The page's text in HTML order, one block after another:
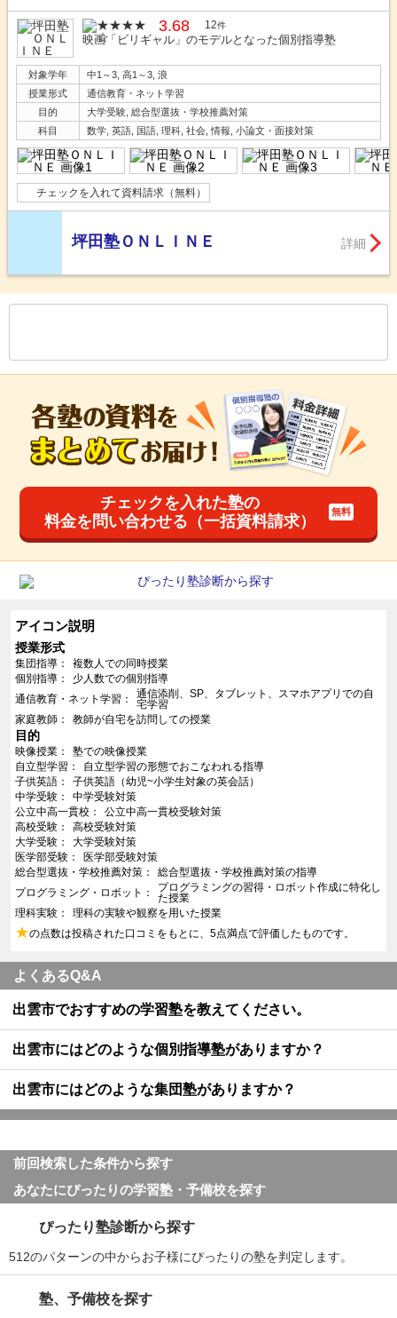
3.68 12件
映画「ビリギャル」のモデルとなった個別指導塾
対象学年
中1～3, 高1～3, 浪
授業形式
通信教育・ネット学習
目的
大学受験, 総合型選抜・学校推薦対策
科目
数学, 英語, 国語, 理科, 社会, 情報, 小論文・面接対策
チェックを入れて資料請求（無料）
坪田塾ＯＮＬＩＮＥ 詳細
チェックを入れた塾の
料金を問い合わせる（一括資料請求）
アイコン説明
授業形式
集団指導
複数人での同時授業
個別指導
少人数での個別指導
通信教育・ネット学習
通信添削、SP、タブレット、スマホアプリでの自
宅学習
家庭教師
教師が自宅を訪問しての授業
目的
映像授業
塾での映像授業
自立型学習
自立型学習の形態でおこなわれる指導
子供英語
子供英語（幼児~小学生対象の英会話）
中学受験
中学受験対策
公立中高一貫校
公立中高一貫校受験対策
高校受験
高校受験対策
大学受験
大学受験対策
医学部受験
医学部受験対策
総合型選抜・学校推薦対策
総合型選抜・学校推薦対策の指導
プログラミング・ロボット
プログラミングの習得・ロボット作成に特化し
た授業
理科実験
理科の実験や観察を用いた授業
★の点数は投稿された口コミをもとに、5点満点で評価したものです。
よくあるQ&A
出雲市でおすすめの学習塾を教えてください。
出雲市にはどのような個別指導塾がありますか？
出雲市にはどのような集団塾がありますか？
前回検索した条件から探す
あなたにぴったりの学習塾・予備校を探す
ぴったり塾診断から探す
512のパターンの中からお子様にぴったりの塾を判定します。
塾、予備校を探す